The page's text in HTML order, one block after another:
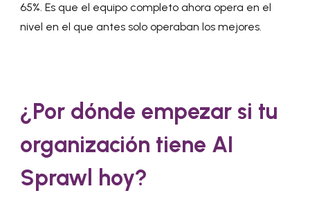
65%. Es que el equipo completo ahora opera en el
nivel en el que antes solo operaban los mejores.
¿Por dónde empezar si tu
organización tiene AI
Sprawl hoy?